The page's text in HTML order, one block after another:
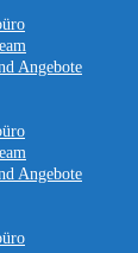
Angebote
Angebote